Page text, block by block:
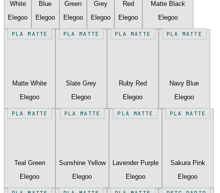
White
Elegoo
Blue
Elegoo
Green
Elegoo
Grey
Elegoo
Red
Elegoo
Matte Black
Elegoo
PLA MATTE
Matte White
Elegoo
PLA MATTE
Slate Grey
Elegoo
PLA MATTE
Ruby Red
Elegoo
PLA MATTE
Navy Blue
Elegoo
PLA MATTE
Teal Green
Elegoo
PLA MATTE
Sunshine Yellow
Elegoo
PLA MATTE
Lavender Purple
Elegoo
PLA MATTE
Sakura Pink
Elegoo